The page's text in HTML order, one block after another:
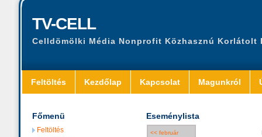
TV-CELL
Celldömölki Média Nonprofit Közhasznú Korlátolt
Feltöltés Kezdőlap Kapcsolat Magunkról
Főmenü
Feltöltés
Eseménylista
<< február